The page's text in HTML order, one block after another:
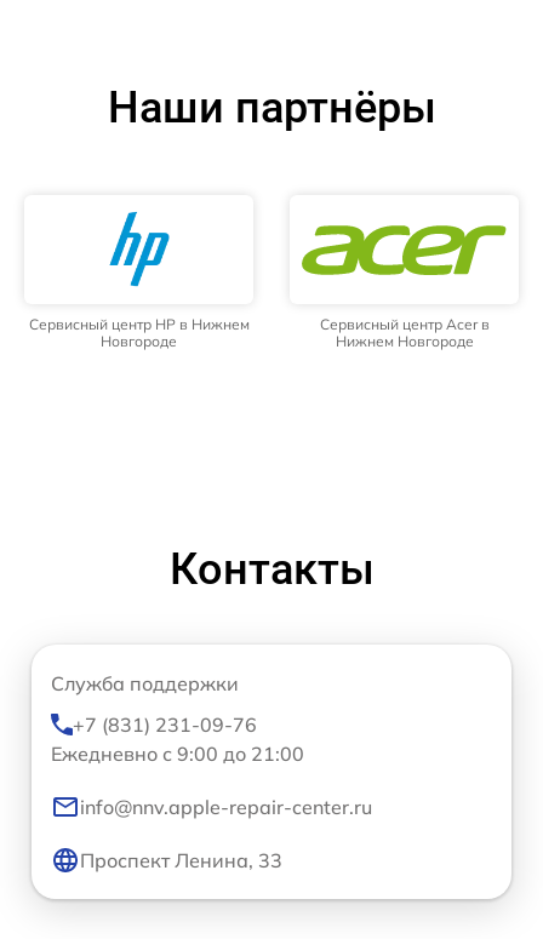
Наши партнёры
Сервисный центр HP в Нижнем
Новгороде
Сервисный центр Acer в
Нижнем Новгороде
Контакты
Служба поддержки
+7 (831) 231-09-76
Ежедневно с 9:00 до 21:00
info@nnv.apple-repair-center.ru
Проспект Ленина, 33